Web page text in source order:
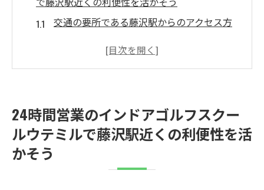
交通の要所である藤沢駅からのアクセス方
24時間営業のメリットとその活用法
忙しいライフスタイルに合わせた練習法
周辺の観光スポットと一緒に楽しむ
初心者が安心して通える藤沢駅のインドアゴル
24時間営業のインドアゴルフスクー
ルウテミルで藤沢駅近くの利便性を活
かそう